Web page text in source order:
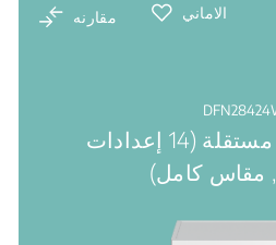
الاماني مقارنه
غسالة صحون مستقلة (14 إعدادات
مقاس كامل)